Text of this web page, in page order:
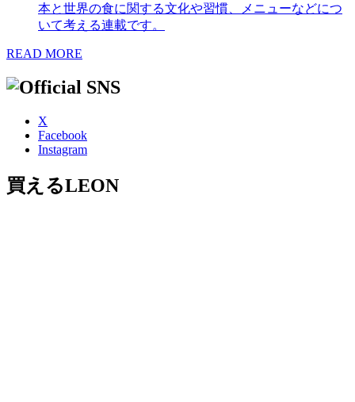
本と世界の食に関する文化や習慣、メニューなどにつ
いて考える連載です。
READ MORE
X
Facebook
Instagram
買えるLEON